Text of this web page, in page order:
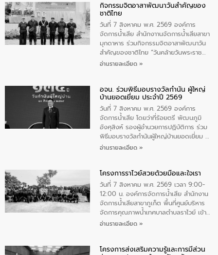
กิจกรรมจิตอาสาพัฒนาวันสําคัญของ
ชาติไทย
วันที่ 7 สิงหาคม พ.ศ. 2569 องค์การ
จัดการน้ำเสีย สำนักงาานจัดการน้ำเสียสาขา
มุกดาหาร ร่วมกิจกรรมจิตอาสาพัฒนาวัน
สําคัญของชาติไทย “วันคล้ายวันพระราช
สมภพ สมเด็จพระนางเจ้าสิริกิติ์พระบรม
ทิพย์คำ รองผู้ว่าราชการจังหวัดมุกดาหาร
เป็นประธานในพิธี ณ เรือนจําชั่วคราวนาโสก
ตําบลนาโสก อําเภอเมืองมุกดาหาร จังหวัด
มุกดาหาร โดยในกิจกรรมได้ร่วมปลูกป่า และ
ทําความสะอาดภายในบริเวณ จัดกิจกรรม
เพื่อถวายเป็นพระราชกุศล สมเด็จพระนาง
เจ้าสิริกิติ์พระบรมราชินีนาถ พระบรมราช
อ่านรายละเอียด »
อจน. ร่วมพิธีมอบรางวัลกำนัน ผู้ใหญ่
บ้านยอดเยี่ยม ประจำปี 2569
วันที่ 7 สิงหาคม พ.ศ. 2569 องค์การ
จัดการน้ำเสีย โดยว่าที่ร้อยตรี พัฒนภูมิ
อังศุสิงห์ รองผู้อำนวยการปฏิบัติการ ร่วม
พิธีมอบรางวัลกำนันผู้ใหญ่บ้านยอดเยี่ยม ณ
ทำเนียบรัฐบาล โดยมีนายอนุทิน ชาญวีรกูล
ทองคำและประกาศเกียรติคุณให้แก่ กำนัน
ผู้ใหญ่บ้านยอดเยี่ยม พร้อมกล่าวชื่นชม ให้
โอวาท และมอบนโยบาย
อ่านรายละเอียด »
โครงการราไวย์สวยด้วยมือและใจเรา
วันที่ 7 สิงหาคม พ.ศ. 2569 เวลา 9:00-
12:00 น. องค์การจัดการน้ำเสีย สำนักงาน
จัดการน้ำเสียสาขาภูเก็ต พื้นที่ศูนย์บริหาร
จัดการคุณภาพน้ำเทศบาลตำบลราไวย์ เข้า
ร่วมโครงการราไวย์สวยด้วยมือและใจเรา
ประชาชน ตัวแทนจากโรงแรมต่างๆ ในเขต
อ่านรายละเอียด »
โครงการส่งเสริมความรู้และการมีส่วน